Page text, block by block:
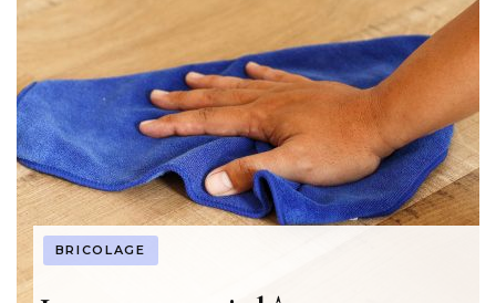
BRICOLAGE